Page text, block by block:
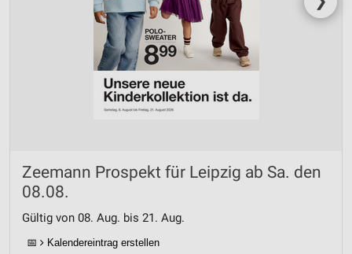
Zeemann Prospekt für Leipzig ab Sa. den
08.08.
Gültig von 08. Aug. bis 21. Aug.
📅 Kalendereintrag erstellen